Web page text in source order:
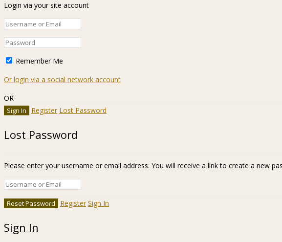
Login via your site account
Remember Me
Or login via a social network account
OR
Register Lost Password
Lost Password
Please enter your username or email address. You will receive a link to create a new
Register Sign In
Sign In